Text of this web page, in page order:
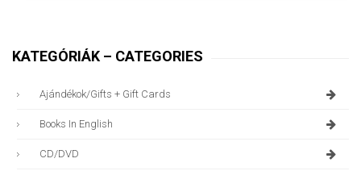
KATEGÓRIÁK – CATEGORIES
Ajándékok/gifts + Gift Cards
Books In English
CD/DVD